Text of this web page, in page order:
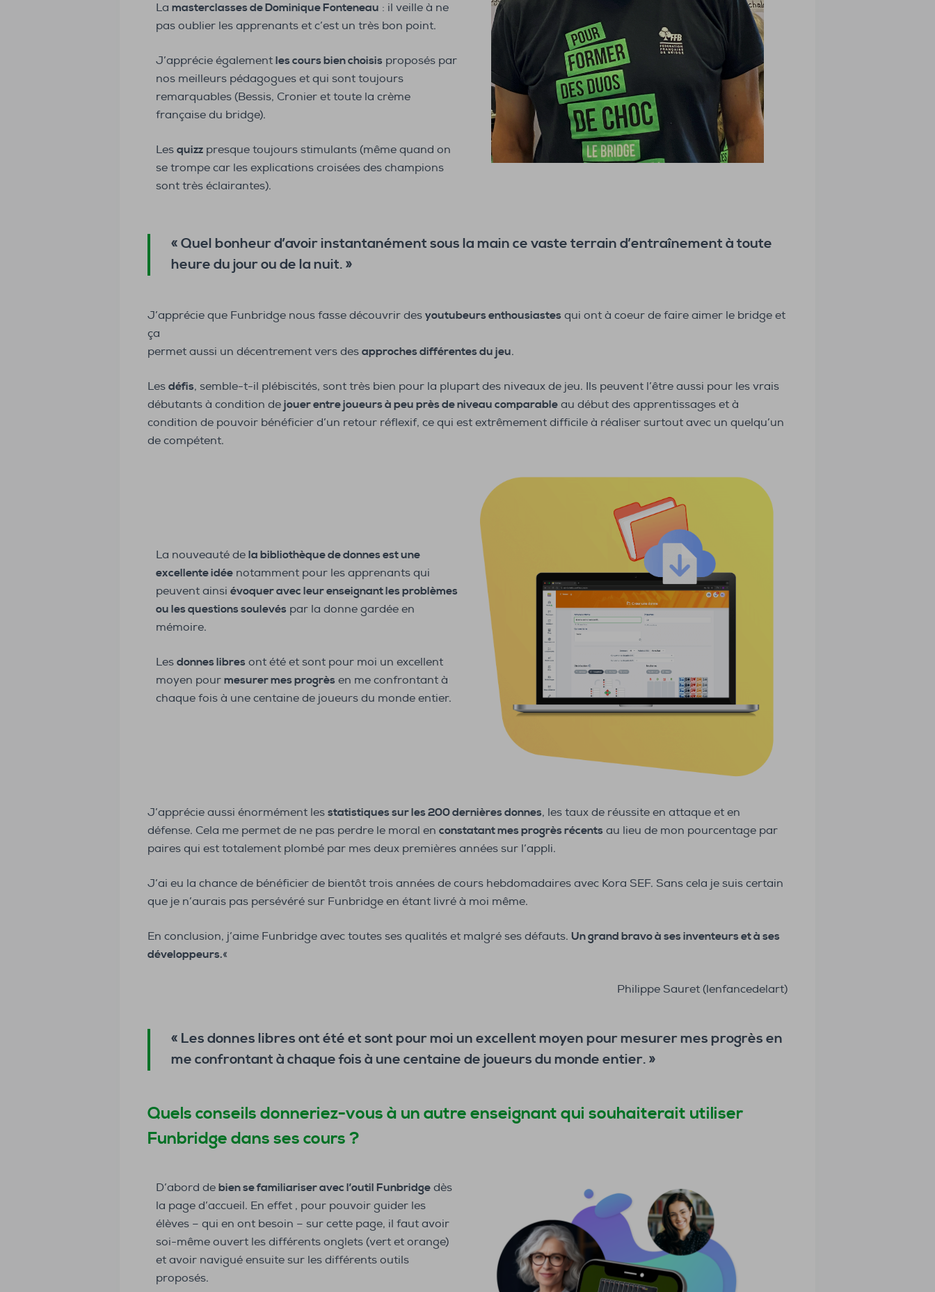
La masterclasses de Dominique Fonteneau : il veille à ne
pas oublier les apprenants et c’est un très bon point.
J’apprécie également les cours bien choisis proposés par
nos meilleurs pédagogues et qui sont toujours
remarquables (Bessis, Cronier et toute la crème
française du bridge).
Les quizz presque toujours stimulants (même quand on
se trompe car les explications croisées des champions
sont très éclairantes).
« Quel bonheur d’avoir instantanément sous la main ce vaste terrain d’entraînement à toute
heure du jour ou de la nuit. »
J’apprécie que Funbridge nous fasse découvrir des youtubeurs enthousiastes qui ont à coeur de faire aimer le bridge et
ça
permet aussi un décentrement vers des approches différentes du jeu.
Les défis, semble-t-il plébiscités, sont très bien pour la plupart des niveaux de jeu. Ils peuvent l’être aussi pour les vrais
débutants à condition de jouer entre joueurs à peu près de niveau comparable au début des apprentissages et à
condition de pouvoir bénéficier d’un retour réflexif, ce qui est extrêmement difficile à réaliser surtout avec un quelqu’un
de compétent.
La nouveauté de la bibliothèque de donnes est une
excellente idée notamment pour les apprenants qui
peuvent ainsi évoquer avec leur enseignant les problèmes
ou les questions soulevés par la donne gardée en
mémoire.
Les donnes libres ont été et sont pour moi un excellent
moyen pour mesurer mes progrès en me confrontant à
chaque fois à une centaine de joueurs du monde entier.
J’apprécie aussi énormément les statistiques sur les 200 dernières donnes, les taux de réussite en attaque et en
défense. Cela me permet de ne pas perdre le moral en constatant mes progrès récents au lieu de mon pourcentage par
paires qui est totalement plombé par mes deux premières années sur l’appli.
J’ai eu la chance de bénéficier de bientôt trois années de cours hebdomadaires avec Kora SEF. Sans cela je suis certain
que je n’aurais pas persévéré sur Funbridge en étant livré à moi même.
En conclusion, j’aime Funbridge avec toutes ses qualités et malgré ses défauts. Un grand bravo à ses inventeurs et à ses
développeurs.«
Philippe Sauret (lenfancedelart)
« Les donnes libres ont été et sont pour moi un excellent moyen pour mesurer mes progrès en
me confrontant à chaque fois à une centaine de joueurs du monde entier. »
Quels conseils donneriez-vous à un autre enseignant qui souhaiterait utiliser
Funbridge dans ses cours ?
D’abord de bien se familiariser avec l’outil Funbridge dès
la page d’accueil. En effet , pour pouvoir guider les
élèves – qui en ont besoin – sur cette page, il faut avoir
soi-même ouvert les différents onglets (vert et orange)
et avoir navigué ensuite sur les différents outils
proposés.